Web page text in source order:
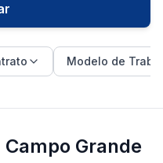
Modelo de
Grande